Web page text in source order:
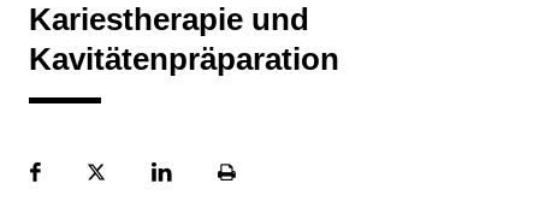
Kariestherapie und
Kavitätenpräparation
FacebookPlattformLinekdInSeite